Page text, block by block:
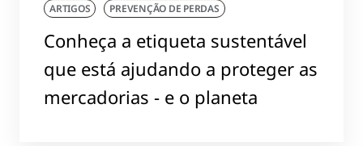
ARTIGOS PREVENÇÃO DE PERDAS
Conheça a etiqueta sustentável
que está ajudando a proteger as
mercadorias - e o planeta